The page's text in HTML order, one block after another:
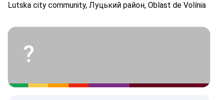
Lutska city community, Луцький район, Oblast de Volínia
?